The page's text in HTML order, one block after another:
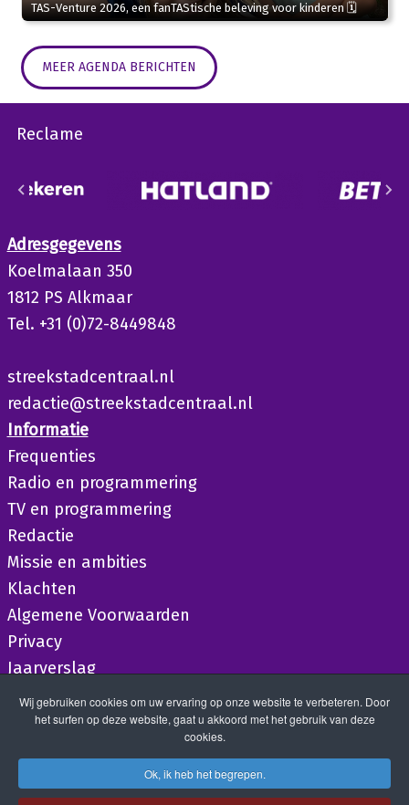
TAS-Venture 2026, een fanTAStische beleving voor kinderen 🗓
MEER AGENDA BERICHTEN
Reclame
Adresgegevens
Koelmalaan 350
1812 PS Alkmaar
Tel. +31 (0)72-8449848
streekstadcentraal.nl
redactie@streekstadcentraal.nl
Informatie
Frequenties
Radio en programmering
TV en programmering
Redactie
Missie en ambities
Klachten
Algemene Voorwaarden
Privacy
Jaarverslag
Wij gebruiken cookies om uw ervaring op onze website te verbeteren. Door
het surfen op deze website, gaat u akkoord met het gebruik van deze
cookies.
Ok, ik heb het begrepen.